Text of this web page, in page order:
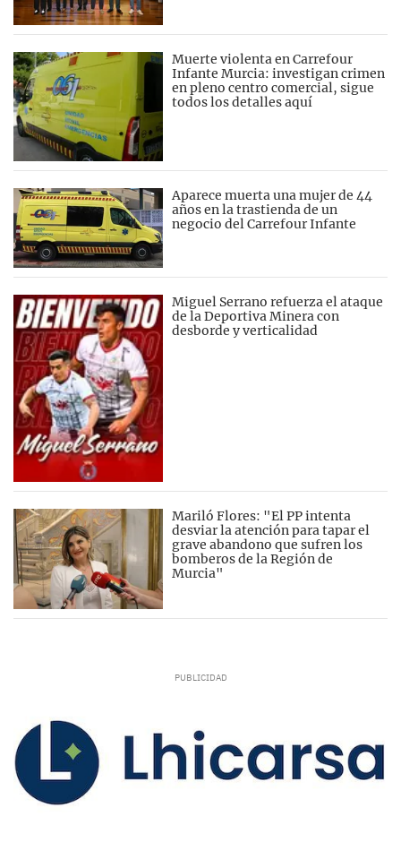
Muerte violenta en Carrefour
Infante Murcia: investigan crimen
en pleno centro comercial, sigue
todos los detalles aquí
Aparece muerta una mujer de 44
años en la trastienda de un
negocio del Carrefour Infante
Miguel Serrano refuerza el ataque
de la Deportiva Minera con
desborde y verticalidad
Mariló Flores: "El PP intenta
desviar la atención para tapar el
grave abandono que sufren los
bomberos de la Región de
Murcia"